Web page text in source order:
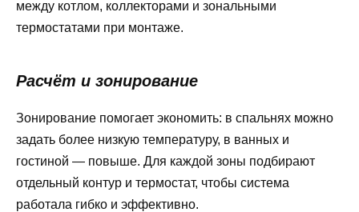
между котлом, коллекторами и зональными
термостатами при монтаже.
Расчёт и зонирование
Зонирование помогает экономить: в спальнях можно
задать более низкую температуру, в ванных и
гостиной — повыше. Для каждой зоны подбирают
отдельный контур и термостат, чтобы система
работала гибко и эффективно.